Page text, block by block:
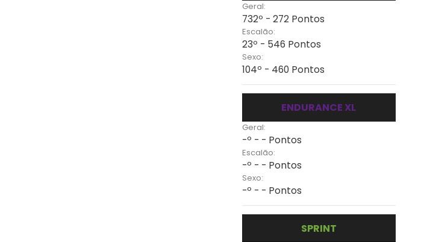
Geral:
732º - 272 Pontos
Escalão:
23º - 546 Pontos
Sexo:
104º - 460 Pontos
ENDURANCE XL
Geral:
-º - - Pontos
Escalão:
-º - - Pontos
Sexo:
-º - - Pontos
SPRINT